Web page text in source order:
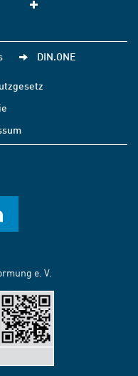
DIN.ONE
e. V.